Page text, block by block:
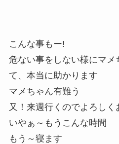
こんな事もー!
危ない事をしない様にマメ
て、本当に助かります
マメちゃん有難う
又！来週行くのでよろしく
いやぁ～もうこんな時間
もう～寝ます